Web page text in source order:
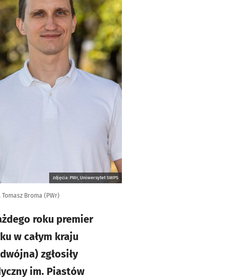
zdjęcia: PWr, Uniwersytet SWPS
Broma (PWr)
roku premier
w całym kraju
zgłosiły
im. Piastów